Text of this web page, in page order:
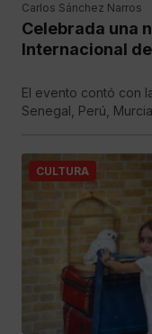
Carlos Sánchez Narros
Celebrada una
Internacional
El evento contó con
Senegal, Perú,
CULTURA